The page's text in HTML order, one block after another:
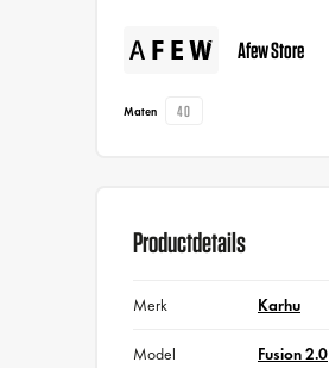
Afew Store
Maten 40
Productdetails
Merk Karhu
Model Fusion 2.0